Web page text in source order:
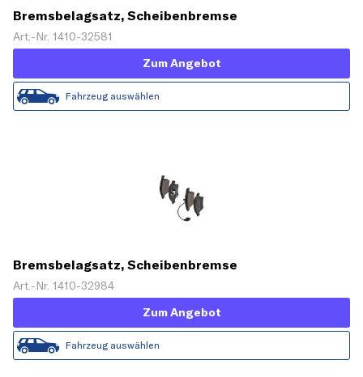
Bremsbelagsatz, Scheibenbremse
Art.-Nr. 1410-32581
Zum Angebot
Fahrzeug auswählen
Bremsbelagsatz, Scheibenbremse
Art.-Nr. 1410-32984
Zum Angebot
Fahrzeug auswählen